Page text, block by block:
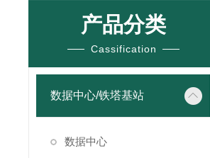
产品分类
Cassification
数据中心/铁塔基站
数据中心